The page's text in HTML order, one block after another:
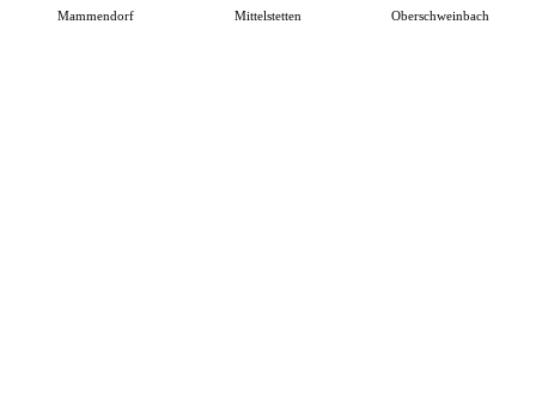
Mammendorf Mittelstetten Oberschweinbach